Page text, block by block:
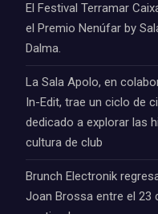
El Festival Terramar
el Premio Nenúfar by
Dalma.
La Sala Apolo, en
In-Edit, trae un ciclo de
dedicado a explorar las
cultura de club
Brunch Electronik
Joan Brossa entre el 23